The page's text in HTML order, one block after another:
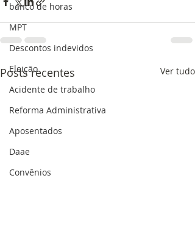
banco de horas
MPT
Descontos indevidos
Eleição
Acidente de trabalho
Reforma Administrativa
Aposentados
Daae
Convênios
Posts recentes Ver tudo